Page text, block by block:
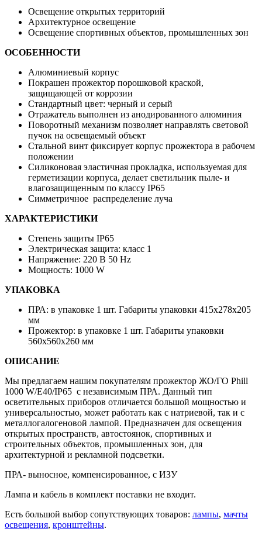
Освещение открытых территорий
Архитектурное освещение
Освещение спортивных объектов, промышленных зон
ОСОБЕННОСТИ
Алюминиевый корпус
Покрашен прожектор порошковой краской,
защищающей от коррозии
Стандартный цвет: черный и серый
Отражатель выполнен из анодированного алюминия
Поворотный механизм позволяет направлять световой
пучок на освещаемый объект
Стальной винт фиксирует корпус прожектора в рабочем
положении
Силиконовая эластичная прокладка, используемая для
герметизации корпуса, делает светильник пыле- и
влагозащищенным по классу IP65
Симметричное распределение луча
ХАРАКТЕРИСТИКИ
Степень защиты IP65
Электрическая защита: класс 1
Напряжение: 220 В 50 Hz
Мощность: 1000 W
УПАКОВКА
ПРА: в упаковке 1 шт. Габариты упаковки 415х278х205
мм
Прожектор: в упаковке 1 шт. Габариты упаковки
560х560х260 мм
ОПИСАНИЕ
Мы предлагаем нашим покупателям прожектор ЖО/ГО Phill
1000 W/Е40/IP65 с независимым ПРА. Данный тип
осветительных приборов отличается большой мощностью и
универсальностью, может работать как с натриевой, так и с
металлогалогеновой лампой. Предназначен для освещения
открытых пространств, автостоянок, спортивных и
строительных объектов, промышленных зон, для
архитектурной и рекламной подсветки.
ПРА- выносное, компенсированное, с ИЗУ
Лампа и кабель в комплект поставки не входит.
Есть большой выбор сопутствующих товаров: лампы, мачты
освещения, кронштейны.